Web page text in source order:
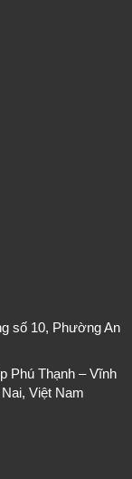
số 10, Phường An
Phú Thạnh – Vĩnh
Việt Nam